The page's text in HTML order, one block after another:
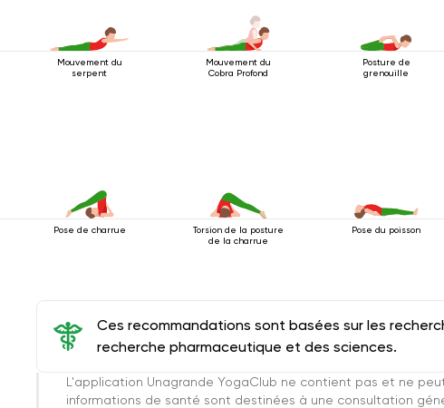
Mouvement du
serpent
Mouvement du
Cobra Profond
Posture de
grenouille
Pose de charrue
Torsion de la posture
de la charrue
Pose du poisson
Ces recommandations sont basées sur les
recherche pharmaceutique et des sciences.
L'application Unagrande YogaClub ne contient pas et ne
informations de santé sont destinées à une consultation